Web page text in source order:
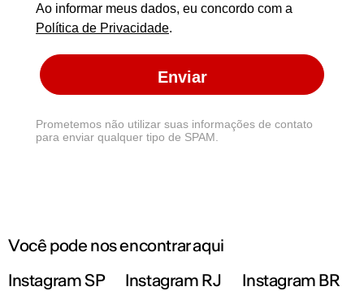
Ao informar meus dados, eu concordo com a
Política de Privacidade.
Enviar
Prometemos não utilizar suas informações de contato
para enviar qualquer tipo de SPAM.
Você pode nos encontrar aqui
Instagram SP
Instagram RJ
Instagram BR